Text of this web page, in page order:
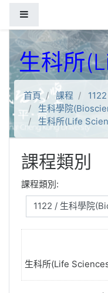
生科所
首頁 課程
1122
生科學院
生科所(Life
課程類別
課程類別:
生科所(Life